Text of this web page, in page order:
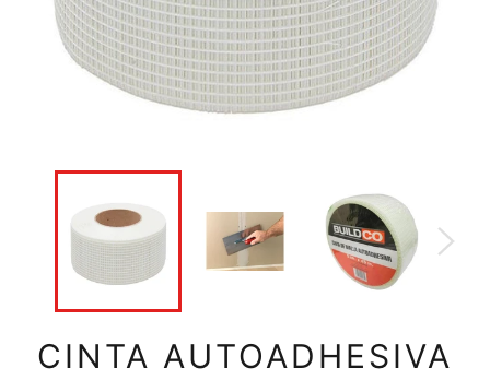
CINTA AUTOADHESIVA